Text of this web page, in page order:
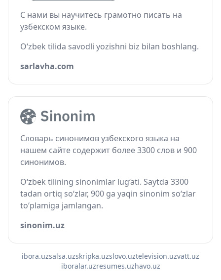
С нами вы научитесь грамотно писать на
узбекском языке.
O‘zbek tilida savodli yozishni biz bilan boshlang.
sarlavha.com
Словарь синонимов узбекского языка на
нашем сайте содержит более 3300 слов и 900
синонимов.
O‘zbek tilining sinonimlar lug‘ati. Saytda 3300
tadan ortiq so‘zlar, 900 ga yaqin sinonim so‘zlar
to‘plamiga jamlangan.
sinonim.uz
ibora.uzsalsa.uzskripka.uzslovo.uztelevision.uzvatt.uz
iboralar.uzresumes.uzhavo.uz